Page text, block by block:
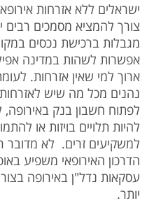
ישראלים ללא אזרחות
צורך להמציא מסמכים רבים
מגבלות ברכישת נכסים
אפשרות לשהות במדינה
ארוך למי שאין אזרחות.
נהנים מכל מה שיש
לפתוח חשבון בנק
להיות תלויים בויזות או
למשקיעים זרים. לא מדובר
הדרכון האירופאי משפיע
עסקאות נדל"ן באירופה
יותר.